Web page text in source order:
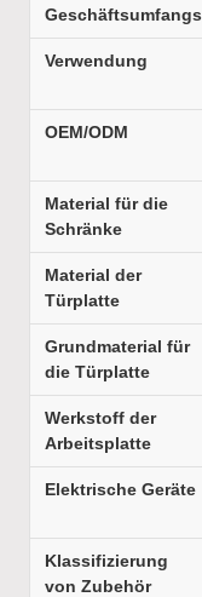
Geschäftsumfangs
Verwendung
OEM/ODM
Material für die
Schränke
Material der
Türplatte
Grundmaterial für
die Türplatte
Werkstoff der
Arbeitsplatte
Elektrische Geräte
Klassifizierung
von Zubehör